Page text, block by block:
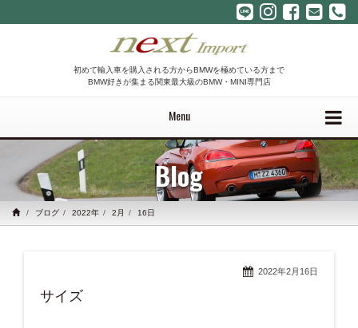
初めて輸入車を購入される方からBMWを極めている方まで
BMW好きが集まる関東最大級のBMW・MINI専門店
Menu
Blog
ブログ 2022年 2月 16日
2022年2月16日
サイズ